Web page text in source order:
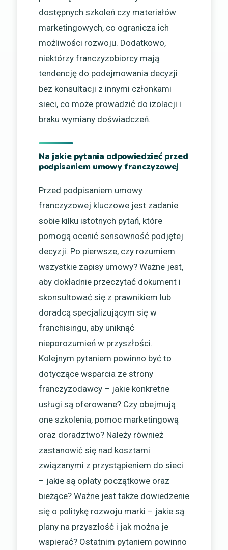
dostępnych szkoleń czy materiałów
marketingowych, co ogranicza ich
możliwości rozwoju. Dodatkowo,
niektórzy franczyzobiorcy mają
tendencję do podejmowania decyzji
bez konsultacji z innymi członkami
sieci, co może prowadzić do izolacji i
braku wymiany doświadczeń.
Na jakie pytania odpowiedzieć przed
podpisaniem umowy franczyzowej
Przed podpisaniem umowy
franczyzowej kluczowe jest zadanie
sobie kilku istotnych pytań, które
pomogą ocenić sensowność podjętej
decyzji. Po pierwsze, czy rozumiem
wszystkie zapisy umowy? Ważne jest,
aby dokładnie przeczytać dokument i
skonsultować się z prawnikiem lub
doradcą specjalizującym się w
franchisingu, aby uniknąć
nieporozumień w przyszłości.
Kolejnym pytaniem powinno być to
dotyczące wsparcia ze strony
franczyzodawcy – jakie konkretne
usługi są oferowane? Czy obejmują
one szkolenia, pomoc marketingową
oraz doradztwo? Należy również
zastanowić się nad kosztami
związanymi z przystąpieniem do sieci
– jakie są opłaty początkowe oraz
bieżące? Ważne jest także dowiedzenie
się o politykę rozwoju marki – jakie są
plany na przyszłość i jak można je
wspierać? Ostatnim pytaniem powinno